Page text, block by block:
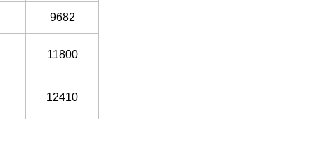
9682
11800
12410